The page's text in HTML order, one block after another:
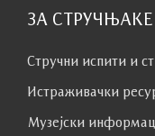
ЗА СТРУЧЊАКЕ
Стручни испити и
Истраживачки
Музејски